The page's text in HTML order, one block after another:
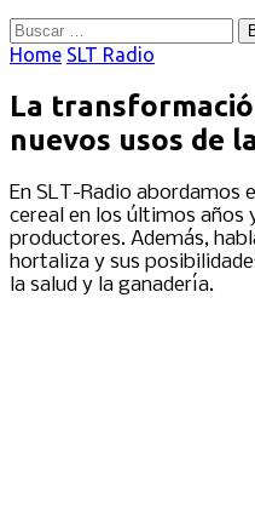
Buscar:
Home SLT Radio
La
nuevos usos de
En SLT-Radio abordamos
cereal en los últimos años
productores. Además,
hortaliza y sus
la salud y la ganadería.